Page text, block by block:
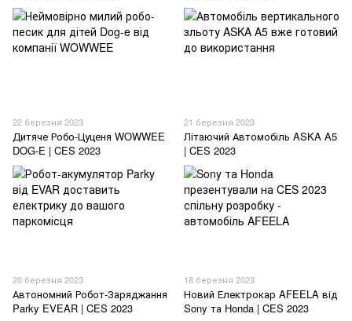
22 березня 2023
Дитяче Робо-Цуценя WOWWEE
DOG-E | CES 2023
21 березня 2023
Літаючий Автомобіль ASKA A5
| CES 2023
20 березня 2023
Автономний Робот-Заряджання
Parky EVEAR | CES 2023
18 березня 2023
Новий Електрокар AFEELA від
Sony та Honda | CES 2023